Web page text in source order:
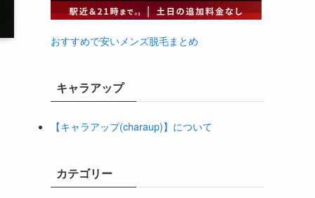
おすすめで安いメンズ脱毛まとめ
キャラアップ
【キャラアップ(charaup)】について
カテゴリー